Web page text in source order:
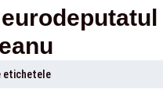
etichetele